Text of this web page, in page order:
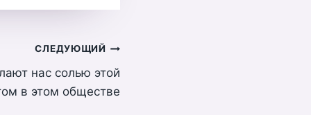
СЛЕДУЮЩИЙ
нас солью этой
в этом обществе